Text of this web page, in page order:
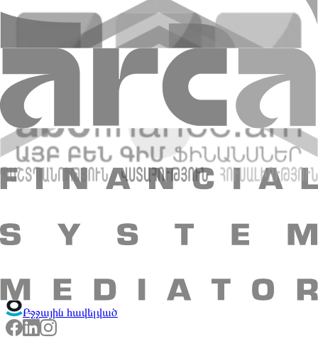
գերազանցող ցանկացած փոխանակման գործարքի դեպքում
փոխարժեքները սահմանվում են Բանկի կողմից:
Հաշվիչ
Կանխիկ
USD
Կստանամ
Փոխանակում Ինտերնետ-բանկինգումՄասնաճյուղեր
+374 10 59 20 20
Գլխամասային գրասենյակ՝ ՀՀ, 0010, ք․
Երևան, Նալբանդյան 48
info@amiobank.am
Բջջային հավելված